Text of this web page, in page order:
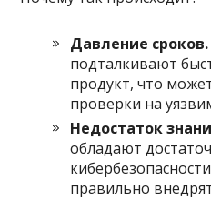
Давление сроков.
подталкивают
продукт, что
проверки на
Недостаток
обладают
правильно